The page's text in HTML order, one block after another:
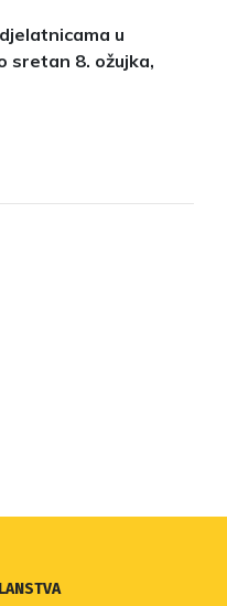
u
sretan 8. ožujka,